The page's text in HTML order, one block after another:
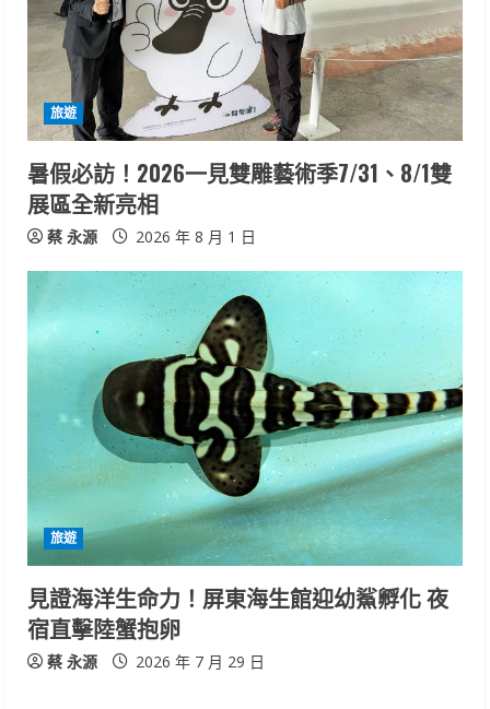
旅遊
暑假必訪！2026一見雙雕藝術季7/31、8/1雙
展區全新亮相
蔡 永源 2026 年 8 月 1 日
旅遊
見證海洋生命力！屏東海生館迎幼鯊孵化 夜
宿直擊陸蟹抱卵
蔡 永源 2026 年 7 月 29 日